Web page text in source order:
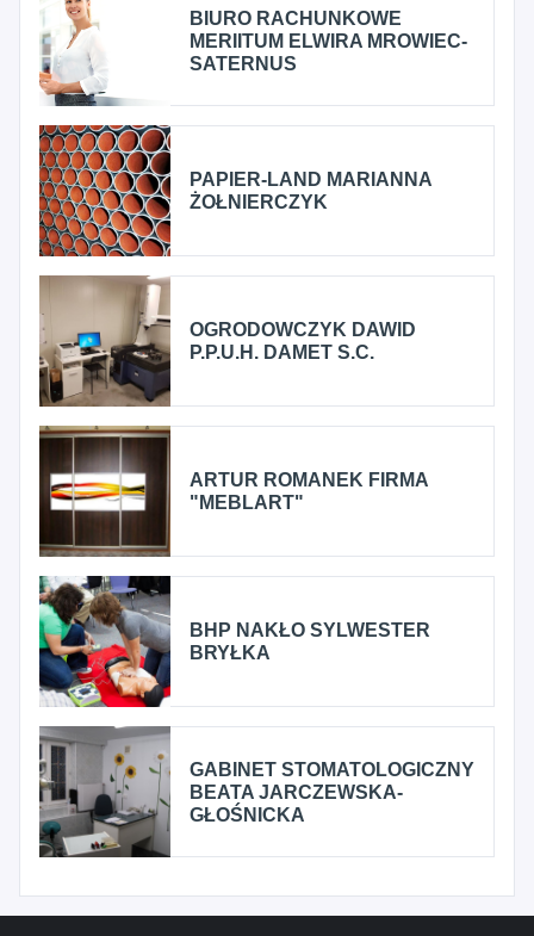
BIURO RACHUNKOWE
MERIITUM ELWIRA MROWIEC-
SATERNUS
PAPIER-LAND MARIANNA
ŻOŁNIERCZYK
OGRODOWCZYK DAWID
P.P.U.H. DAMET S.C.
ARTUR ROMANEK FIRMA
"MEBLART"
BHP NAKŁO SYLWESTER
BRYŁKA
GABINET STOMATOLOGICZNY
BEATA JARCZEWSKA-
GŁOŚNICKA